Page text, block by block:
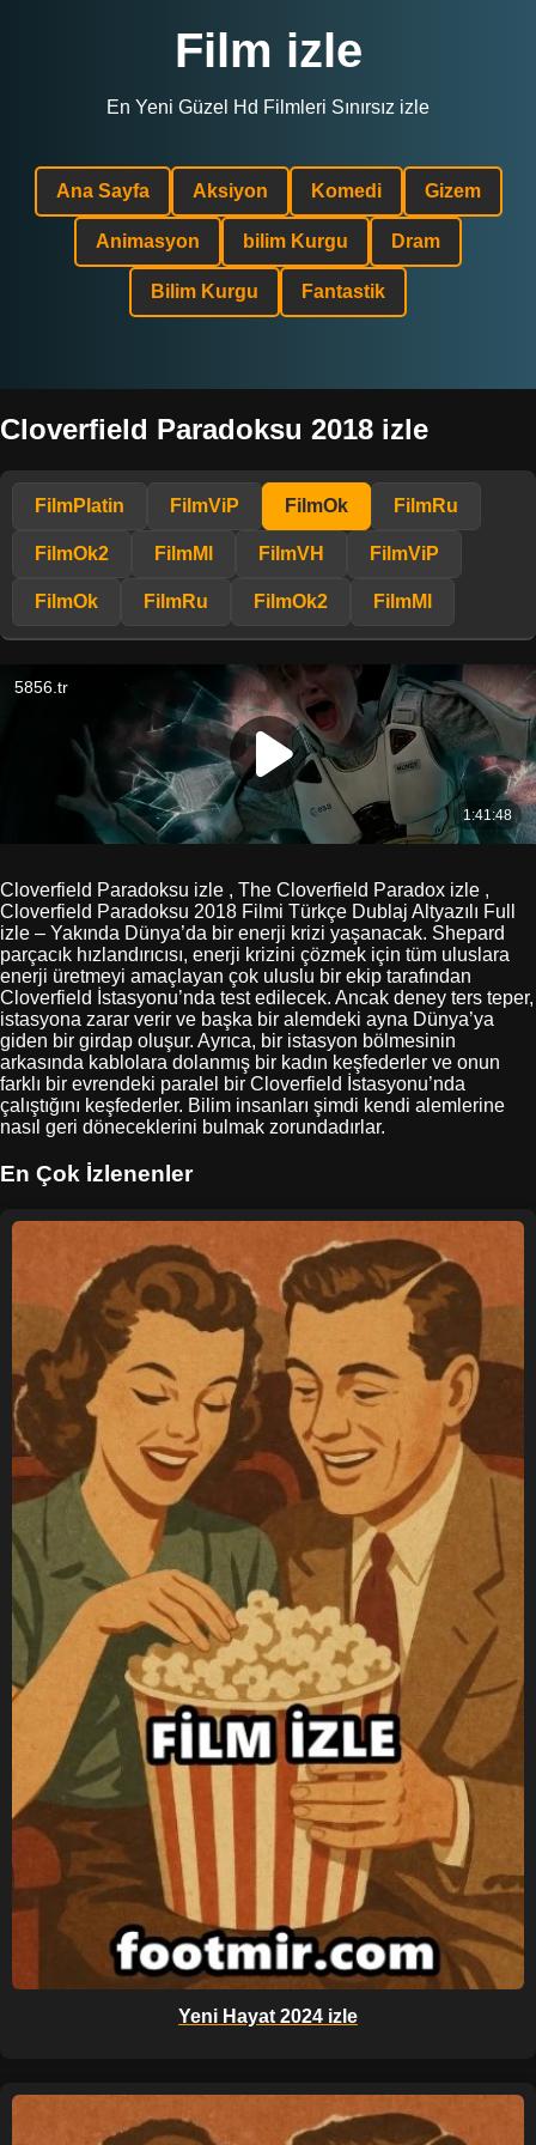
Film izle
En Yeni Güzel Hd Filmleri Sınırsız izle
Ana Sayfa Aksiyon Komedi Gizem
Animasyon bilim Kurgu Dram
Bilim Kurgu Fantastik
Cloverfield Paradoksu 2018 izle
FilmPlatin FilmViP FilmOk FilmRu
FilmOk2 FilmMl FilmVH FilmViP
FilmOk FilmRu FilmOk2 FilmMl
Cloverfield Paradoksu izle , The Cloverfield Paradox izle ,
Cloverfield Paradoksu 2018 Filmi Türkçe Dublaj Altyazılı Full
izle – Yakında Dünya’da bir enerji krizi yaşanacak. Shepard
parçacık hızlandırıcısı, enerji krizini çözmek için tüm uluslara
enerji üretmeyi amaçlayan çok uluslu bir ekip tarafından
Cloverfield İstasyonu’nda test edilecek. Ancak deney ters teper,
istasyona zarar verir ve başka bir alemdeki ayna Dünya’ya
giden bir girdap oluşur. Ayrıca, bir istasyon bölmesinin
arkasında kablolara dolanmış bir kadın keşfederler ve onun
farklı bir evrendeki paralel bir Cloverfield İstasyonu’nda
çalıştığını keşfederler. Bilim insanları şimdi kendi alemlerine
nasıl geri döneceklerini bulmak zorundadırlar.
En Çok İzlenenler
Yeni Hayat 2024 izle